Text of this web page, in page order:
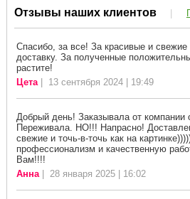
Отзывы наших клиентов |
Спасибо, за все! За красивые и
доставку. За полученные
растите!
Цета| 13 сентября 2024 | 19:49
Добрый день! Заказывала от компании
Переживала. НО!!! Напрасно!
свежие и точь-в-точь как на
профессионализм и качественную
Вам!!!!
Анна| 28 января 2025 | 16:02